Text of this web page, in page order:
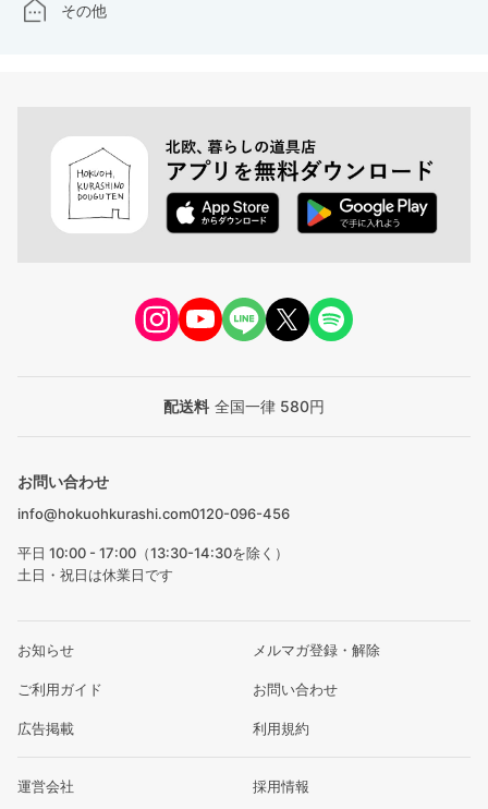
その他
配送料 全国一律 580円
お問い合わせ
info@hokuohkurashi.com0120-096-456
平日 10:00 - 17:00（13:30-14:30を除く）
土日・祝日は休業日です
お知らせ メルマガ登録・解除
ご利用ガイド お問い合わせ
広告掲載 利用規約
運営会社 採用情報